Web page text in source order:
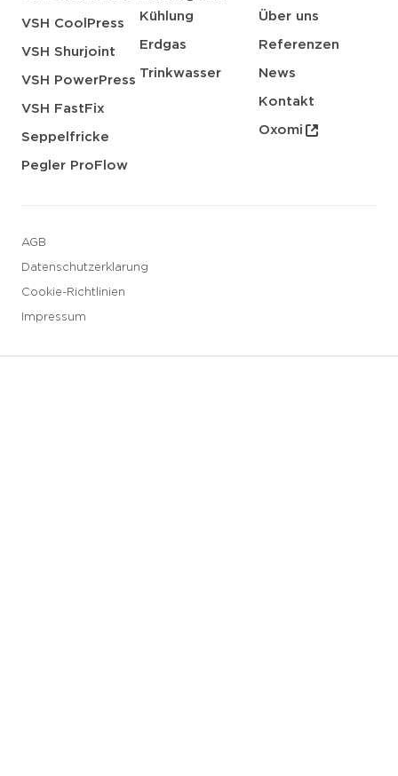
VSH CoolPress
VSH Shurjoint
VSH PowerPress
VSH FastFix
Seppelfricke
Pegler ProFlow
Kühlung
Erdgas
Trinkwasser
Über uns
Referenzen
News
Kontakt
Oxomi
AGB
Datenschutzerklarung
Cookie-Richtlinien
Impressum